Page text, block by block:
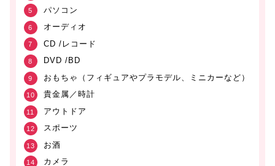
パソコン
オーディオ
CD /レコード
DVD /BD
おもちゃ（フィギュアやプラモデル、ミニカーなど）
貴金属／時計
アウトドア
スポーツ
お酒
カメラ